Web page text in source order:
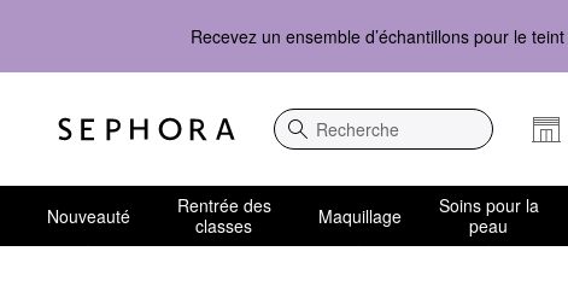
Recevez un ensemble d’échantillons pour le teint
Recherche
Nouveauté
Rentrée des
classes
Maquillage
Soins pour la
peau